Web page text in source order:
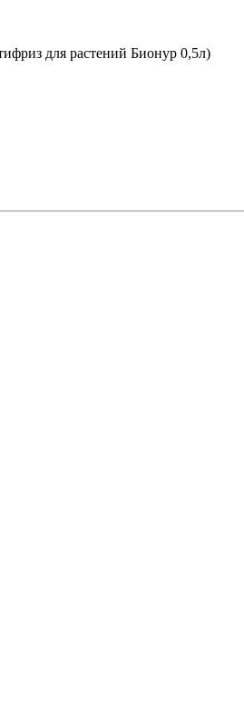
для растений Бионур 0,5л)